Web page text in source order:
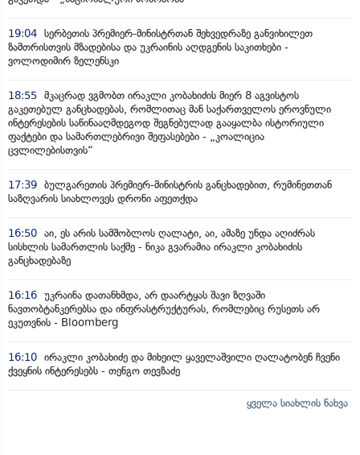
19:04 სერბეთის პრემიერ-მინისტრთან შეხვედრაზე განვიხილეთ
ზამთრისთვის მზადებისა და უკრაინის აღდგენის საკითხები -
ვოლოდიმირ ზელენსკი
18:55 მკაცრად ვგმობთ ირაკლი კობახიძის მიერ 8 აგვისტოს
გაკეთებულ განცხადებას, რომლითაც მან საქართველოს ეროვნული
ინტერესების საწინააღმდეგოდ შეგნებულად გააყალბა ისტორიული
ფაქტები და სამართლებრივი შეფასებები - „კოალიცია
ცვლილებისთვის“
17:39 ბულგარეთის პრემიერ-მინისტრის განცხადებით, რუმინეთთან
საზღვარის სიახლოვეს დრონი აფეთქდა
16:50 აი, ეს არის სამშობლოს ღალატი, აი, ამაზე უნდა აღიძრას
სისხლის სამართლის საქმე - ნიკა გვარამია ირაკლი კობახიძის
განცხადებაზე
16:16 უკრაინა დათანხმდა, არ დაარტყას შავი ზღვაში
ნავთობტანკერებსა და ინფრასტრუქტურას, რომლებიც რუსეთს არ
ეკუთვნის - Bloomberg
16:10 ირაკლი კობახიძე და მიხეილ ყაველაშვილი ღალატობენ ჩვენი
ქვეყნის ინტერესებს - თენგო თევზაძე
ყველა სიახლის ნახვა